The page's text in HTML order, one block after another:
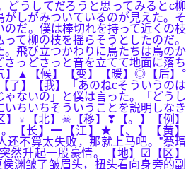
どうしてだろうと思ってみるとc柳
しがみついているのが見えた。そ
だ。僕は棒切れを持って近くの枝
て柳の枝を揺らそうとしたのだ。
。飛び立つかわりに鳥たちは鳥のか
っどさっと音を立てて地面に落ち
】▲【候】【变】【暖】◎【后】°
了】【我】「あのねcそういうのは
ないの」と僕は言った。「どうし
ちいちそういうことを説明しなき
】♀【北】☠【移】❣【。】【例】
【长】━【江】★【、】【黄】
不算太失败，那就上马吧。”蔡瑁
然升起一股豪情。【地】☑【区】
渊皱了皱眉头，扭头看向身旁的副